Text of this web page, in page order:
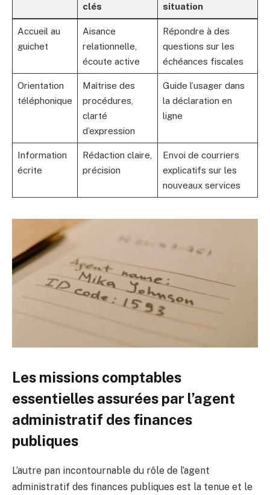
clés
situation
Accueil au
guichet
Aisance
relationnelle,
écoute active
Répondre à des
questions sur les
échéances fiscales
Orientation
téléphonique
Maîtrise des
procédures,
clarté
d’expression
Guide l’usager dans
la déclaration en
ligne
Information
écrite
Rédaction claire,
précision
Envoi de courriers
explicatifs sur les
nouveaux services
Les missions comptables
essentielles assurées par l’agent
administratif des finances
publiques
L’autre pan incontournable du rôle de l’agent
administratif des finances publiques est la tenue et le